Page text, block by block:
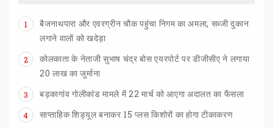
1
बैजनाथपारा और एवरग्रीन चौक पहुंचा निगम का अमला, सब्जी दुकान
लगाने वालों को खदेड़ा
2
कोलकाता के नेताजी सुभाष चंद्र बोस एयरपोर्ट पर डीजीसीए ने लगाया
20 लाख का जुर्माना
3 बड़कागांव गोलीकांड मामले में22 मार्च कोआएगाअदालत का फैसला
4 साप्ताहिकशिड्यूलबनाकर 15 प्लसकिशोरों काहोगाटीकाकरण